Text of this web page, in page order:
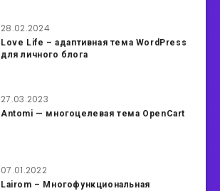
28.02.2024
Love Life – адаптивная тема WordPress
для личного блога
27.03.2023
Antomi — многоцелевая тема OpenCart
07.01.2022
Lairom – Многофункциональная